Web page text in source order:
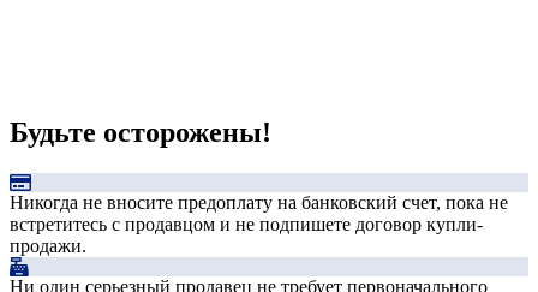
Будьте осторожены!
Никогда не вносите предоплату на банковский счет, пока не
встретитесь с продавцом и не подпишете договор купли-
продажи.
Ни один серьезный продавец не требует первоначального